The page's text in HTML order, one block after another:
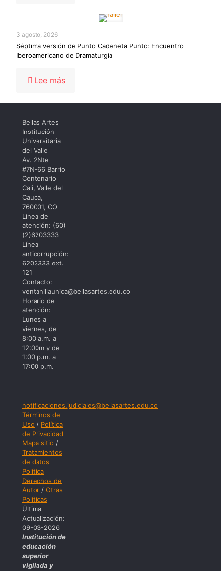
de
95,4
MIPG
consolida
3 agosto, 2026
Séptima versión de Punto Cadeneta Punto: Encuentro
Iberoamericano de Dramaturgia
Lee más-
Bellas Artes
Institución
Universitaria
del Valle
Av. 2Nte
#7N-66 Barrio
Centenario
Cali, Valle del
Cauca,
760001, CO
Linea de
atención: (60)
(2)6203333
Línea
anticorrupción:
6203333 ext.
121
Contacto:
ventanillaunica@bellasartes.edu.co
Horario de
atención:
Lunes a
viernes, de
8:00 a.m. a
12:00m y de
1:00 p.m. a
17:00 p.m.
notificaciones.judiciales@bellasartes.edu.co
Términos de
Uso / Política
de Privacidad
Mapa sitio /
Tratamientos
de datos
Política
Derechos de
Autor / Otras
Políticas
Última
Actualización:
09-03-2026
Institución de
educación
superior
vigilada y